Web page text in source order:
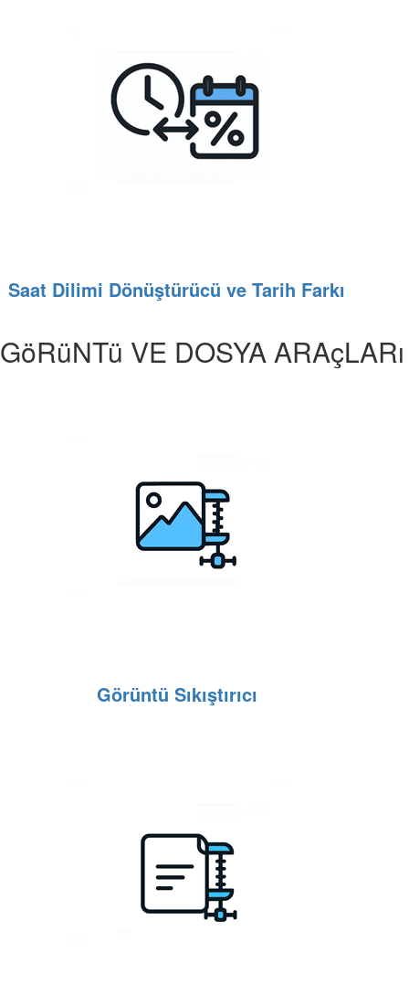
Saat Dilimi Dönüştürücü ve Tarih Farkı
GöRüNTü VE DOSYA ARAçLARı
Görüntü Sıkıştırıcı